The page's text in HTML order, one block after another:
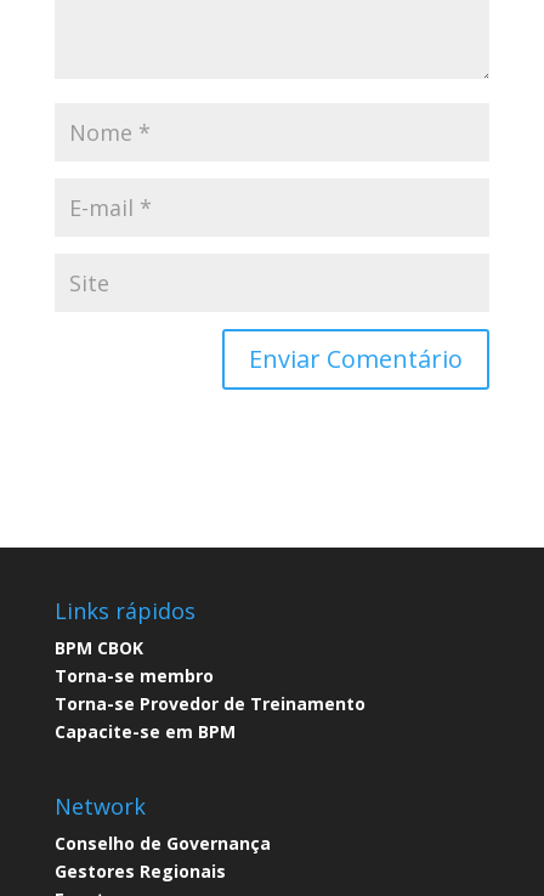
Links rápidos
BPM CBOK​
Torna-se membro​
Torna-se Provedor de Treinamento​
Capacite-se em BPM​
Network
Conselho de Governança​
Gestores Regionais